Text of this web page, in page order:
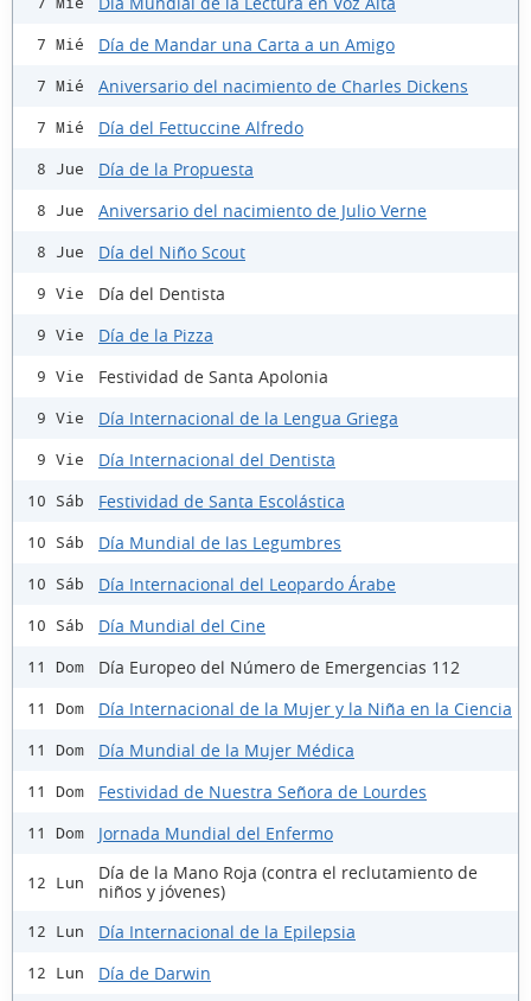
7 Mié Día de Mandar una Carta a un Amigo
7 Mié Aniversario del nacimiento de Charles Dickens
7 Mié Día del Fettuccine Alfredo
8 Jue Día de la Propuesta
8 Jue Aniversario del nacimiento de Julio Verne
8 Jue Día del Niño Scout
9 Vie Día del Dentista
9 Vie Día de la Pizza
9 Vie Festividad de Santa Apolonia
9 Vie Día Internacional de la Lengua Griega
9 Vie Día Internacional del Dentista
10 Sáb Festividad de Santa Escolástica
10 Sáb Día Mundial de las Legumbres
10 Sáb Día Internacional del Leopardo Árabe
10 Sáb Día Mundial del Cine
11 Dom Día Europeo del Número de Emergencias 112
11 Dom Día Internacional de la Mujer y la Niña en la Ciencia
11 Dom Día Mundial de la Mujer Médica
11 Dom Festividad de Nuestra Señora de Lourdes
11 Dom Jornada Mundial del Enfermo
12 Lun
Día de la Mano Roja (contra el reclutamiento de
niños y jóvenes)
12 Lun Día Internacional de la Epilepsia
12 Lun Día de Darwin